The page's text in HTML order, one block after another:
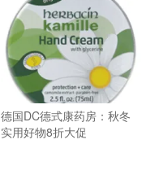
德国DC德式康药房：秋冬
实用好物8折大促